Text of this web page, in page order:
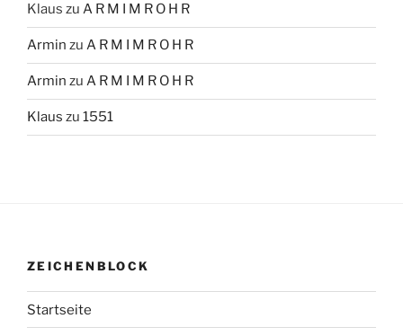
Klaus zu A R M I M R O H R
Armin zu A R M I M R O H R
Armin zu A R M I M R O H R
Klaus zu 1551
ZEICHENBLOCK
Startseite